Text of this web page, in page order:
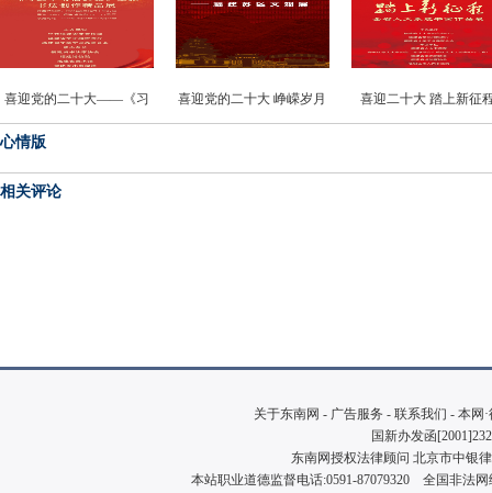
喜迎党的二十大——《习
近平书信选集》主题书法
喜迎党的二十大 峥嵘岁月
——福建苏区文物展
喜迎二十大 踏上新征
——全省人大系统书画
心情版
相关评论
关于东南网 - 广告服务 - 联系我们 - 本网
国新办发函
东南网授权法律顾问 北京市中银
本站职业道德监督电话:0591-87079320 全国非法网